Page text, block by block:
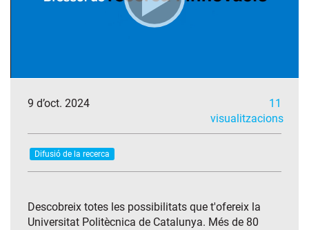
9 d’oct. 2024
11
visualitzacions
Difusió de la recerca
Descobreix totes les possibilitats que t'ofereix la
Universitat Politècnica de Catalunya. Més de 80